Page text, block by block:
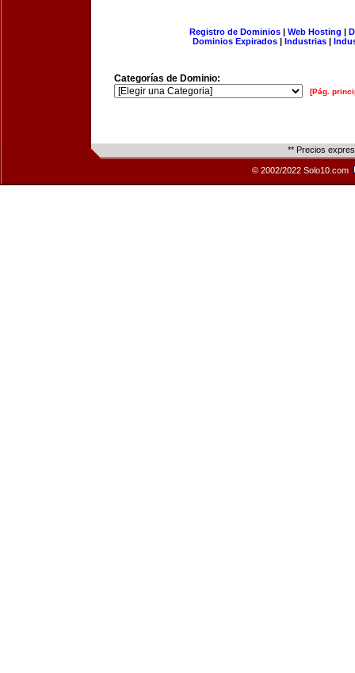
Registro de Dominios| Web Hosting |
Dominios Expirados | Industrias |
Categorías de Dominio:
[Pág.
** Precios
© 2002/2022 Solo10.com